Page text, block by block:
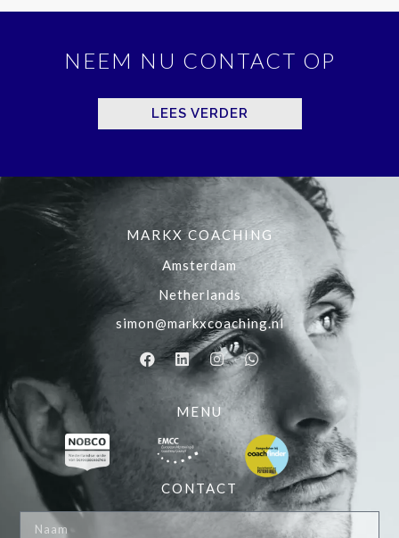
NEEM NU CONTACT OP
LEES VERDER
MARKX COACHING
Amsterdam
Netherlands
simon@markxcoaching.nl
MENU
CONTACT